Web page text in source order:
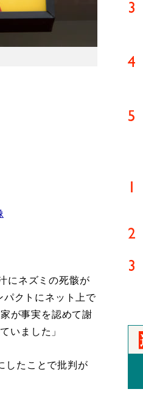
にネズミの死骸が
パクトにネット上で
が事実を認めて謝
いました」
したことで批判が